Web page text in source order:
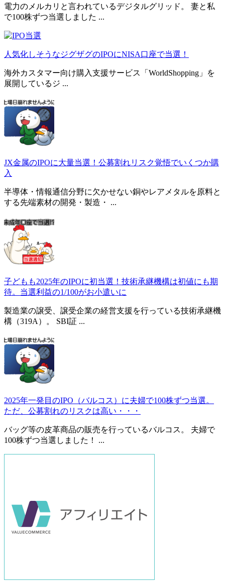
電力のメルカリと言われているデジタルグリッド。 妻と私
で100株ずつ当選しました ...
人気化しそうなジグザグのIPOにNISA口座で当選！
海外カスタマー向け購入支援サービス「WorldShopping」を
展開しているジ ...
JX金属のIPOに大量当選！公募割れリスク覚悟でいくつか購
入
半導体・情報通信分野に欠かせない銅やレアメタルを原料と
する先端素材の開発・製造・ ...
子どもも2025年のIPOに初当選！技術承継機構は初値にも期
待。当選利益の1/100がお小遣いに
製造業の譲受、譲受企業の経営支援を行っている技術承継機
構（319A）。 SBI証 ...
2025年一発目のIPO（バルコス）に夫婦で100株ずつ当選。
ただ、公募割れのリスクは高い・・・
バッグ等の皮革商品の販売を行っているバルコス。 夫婦で
100株ずつ当選しました！ ...